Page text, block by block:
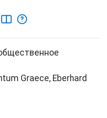
Graece, Eberhard